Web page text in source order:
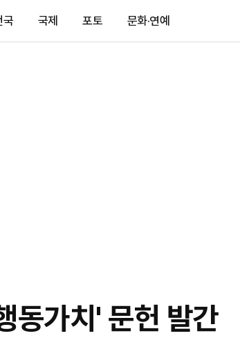
국 국제 포토 문화·연예
동가치' 문헌 발간